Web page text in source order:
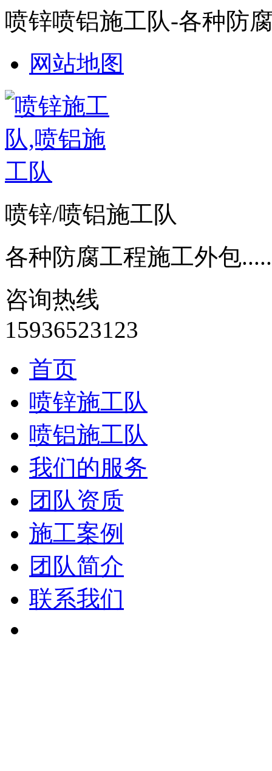
喷锌喷铝施工队-各种防
网站地图
喷锌/喷铝施工队
各种防腐工程施工外包
咨询热线
15936523123
首页
喷锌施工队
喷铝施工队
我们的服务
团队资质
施工案例
团队简介
联系我们